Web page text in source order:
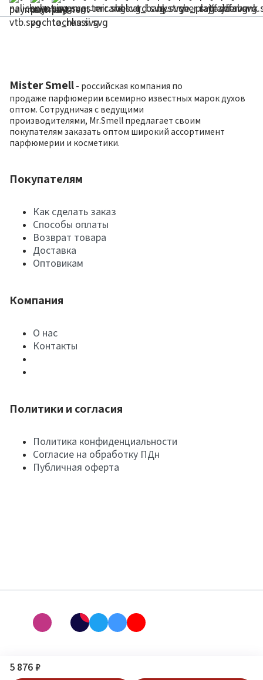
5 876 ₽
Mister Smell - российская компания по
продаже парфюмерии всемирно известных марок духов
оптом. Сотрудничая с ведущими
производителями, Mr.Smell предлагает своим
покупателям заказать оптом широкий ассортимент
парфюмерии и косметики.
Покупателям
Как сделать заказ
Способы оплаты
Возврат товара
Доставка
Оптовикам
Компания
О нас
Контакты
Политики и согласия
Политика конфиденциальности
Согласие на обработку ПДн
Публичная оферта